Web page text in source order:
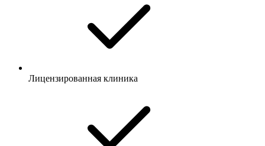
Лицензированная клиника